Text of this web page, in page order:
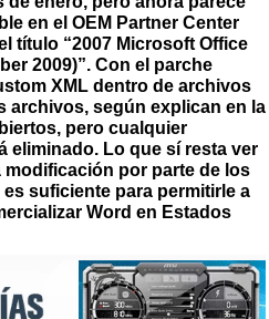
en el OEM Partner Center
título “2007 Microsoft Office
2009)”. Con el parche
XML dentro de archivos
archivos, según explican en la
pero cualquier
eliminado. Lo que sí resta ver
por parte de los
suficiente para permitirle a
Word en Estados